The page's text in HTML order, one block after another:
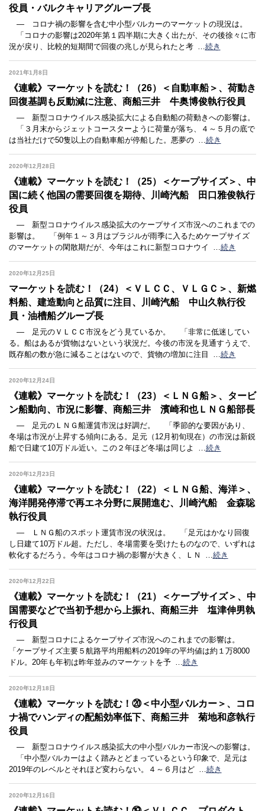
役員・バルクキャリアグループ長
― コロナ禍の影響を含む中小型バルカーのマーケットの現況は。
「コロナの影響は2020年第１四半期に大きく出たが、その後徐々に市
況が戻り、比較的短期間で回復の兆しが見られたと考
続き
2021年1月8日
《連載》マーケットを読む！（26）＜自動車船＞、荷動き
回復基調も反動減に注意、商船三井 牛奥博俊執行役員
― 新型コロナウイルス感染拡大による自動船の荷動きへの影響は。
「３月末からジェットコースターように荷量が落ち、４～５月の底で
は当社だけで50隻以上の自動車船が停船した。悪夢の
続き
2020年12月28日
《連載》マーケットを読む！（25）＜ケープサイズ＞、中
国に続く他国の需要回復を期待、川崎汽船 田口雅俊執行
役員
― 新型コロナウイルス感染拡大のケープサイズ市況へのこれまでの
影響は。 「例年１～３月はブラジルが雨季に入るためケープサイズ
のマーケットの閑散期だが、今年はこれに新型コロナウイ
続き
2020年12月25日
マーケットを読む！（24）＜ＶＬＣＣ、ＶＬＧＣ＞、新燃
料船、建造動向と品質に注目、川崎汽船 中山久執行役
員・油槽船グループ長
― 足元のＶＬＣＣ市況をどう見ているか。 「非常に低迷してい
る。船はあるが貨物はないという状況だ。今後の市況を見通すうえで、
既存船の数が急に減ることはないので、貨物の増加に注目
続き
2020年12月24日
《連載》マーケットを読む！（23）＜ＬＮＧ船＞、タービ
ン船動向、市況に影響、商船三井 濱崎和也ＬＮＧ船部長
― 足元のＬＮＧ船運賃市況は好調だ。 「季節的な要因があり、
冬場は市況が上昇する傾向にある。足元（12月初旬現在）の市況は新鋭
船で日建て10万ドル近い。この２年ほど冬場は同じよ
続き
2020年12月23日
《連載》マーケットを読む！（22）＜ＬＮＧ船、海洋＞、
海洋開発停滞で再エネ分野に展開進む、川崎汽船 金森聡
執行役員
― ＬＮＧ船のスポット運賃市況の状況は。 「足元はかなり回復
し日建て10万ドル超。ただし、冬場需要を受けたものなので、いずれは
軟化するだろう。今年はコロナ禍の影響が大きく、ＬＮ
続き
2020年12月22日
《連載》マーケットを読む！（21）＜ケープサイズ＞、中
国需要などで当初予想から上振れ、商船三井 塩津伸男執
行役員
― 新型コロナによるケープサイズ市況へのこれまでの影響は。
「ケープサイズ主要５航路平均用船料の2019年の平均値は約１万8000
ドル。20年も年初は昨年並みのマーケットを予
続き
2020年12月18日
《連載》マーケットを読む！⑳＜中小型バルカー＞、コロ
ナ禍でハンディの配船効率低下、商船三井 菊地和彦執行
役員
― 新型コロナウイルス感染拡大の中小型バルカー市況への影響は。
「中小型バルカーはよく踏みとどまっているという印象で、足元は
2019年のレベルとそれほど変わらない。４～６月はど
続き
2020年12月16日